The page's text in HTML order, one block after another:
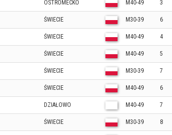
OSTROMECKO M40-49 3
ŚWIECIE M30-39 6
ŚWIECIE M40-49 4
ŚWIECIE M40-49 5
ŚWIECIE M30-39 7
ŚWIECIE M40-49 6
DZIAŁOWO M40-49 7
ŚWIECIE M30-39 8